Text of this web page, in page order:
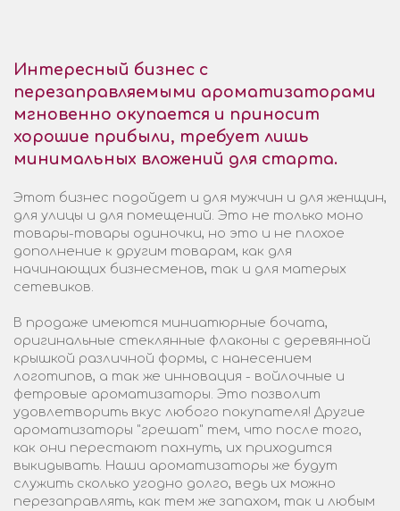
Интересный бизнес с
перезаправляемыми ароматизаторами
мгновенно окупается и приносит
хорошие прибыли, требует лишь
минимальных вложений для старта.
Этот бизнес подойдет и для мужчин и для женщин,
для улицы и для помещений. Это не только моно
товары-товары одиночки, но это и не плохое
дополнение к другим товарам, как для
начинающих бизнесменов, так и для матерых
сетевиков.
В продаже имеются миниатюрные бочата,
оригинальные стеклянные флаконы с деревянной
крышкой различной формы, с нанесением
логотипов, а так же инновация - войлочные и
фетровые ароматизаторы. Это позволит
удовлетворить вкус любого покупателя! Другие
ароматизаторы "грешат" тем, что после того,
как они перестают пахнуть, их приходится
выкидывать. Наши ароматизаторы же будут
служить сколько угодно долго, ведь их можно
перезаправлять, как тем же запахом, так и любым